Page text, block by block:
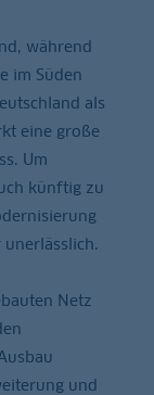
während
im Süden
als
eine große
Um
künftig zu
Netz
und